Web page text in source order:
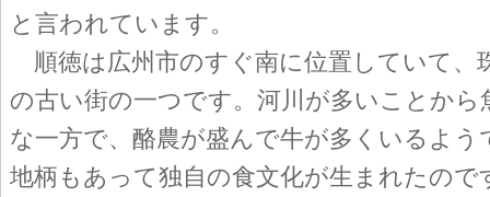
と言われています。
順徳は広州市のすぐ南に位置していて、
の古い街の一つです。河川が多いことから
な一方で、酪農が盛んで牛が多くいるよう
地柄もあって独自の食文化が生まれたので